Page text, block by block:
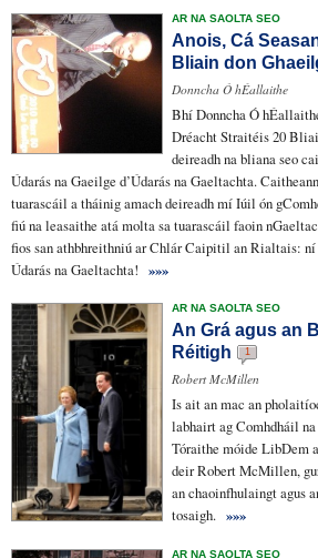
AR NA SAOLTA SEO
Anois, Cá
Bliain don
Donncha Ó hÉallaithe
Bhí Donncha Ó
DréachtStraitéis 20
deireadh na bliana seo
Údarás na Gaeilge d’Údarás na Gaeltachta.
tuarascáil a tháinig amach deireadh mí Iúil ón
fiú naleasaithe atá molta sa tuarascáil faoin
fios sanathbhreithniúarChlár Caipitil an Rialtais: ní
Údarás na Gaeltachta! »»»
AR NA SAOLTA SEO
An Grá agus an
Réitigh
1
Robert McMillen
Is ait an mac an
labhairt agComhdháil
Tóraithe móide LibDem
deir Robert McMillen,
anchaoinfhulaingtagus
tosaigh. »»»
AR NA SAOLTA SEO